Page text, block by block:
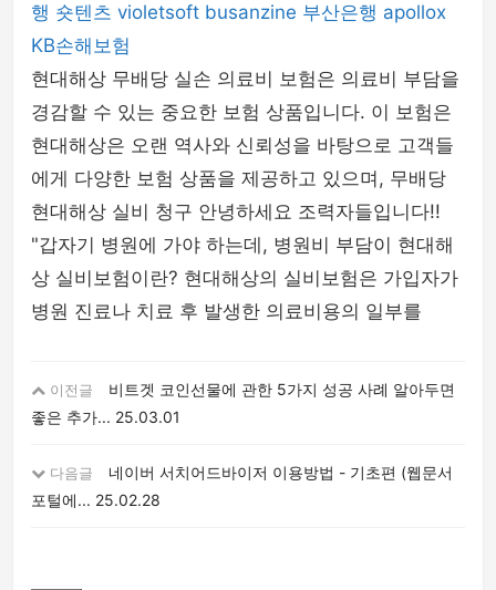
행 숏텐츠 violetsoft busanzine 부산은행 apollox
KB손해보험
현대해상 무배당 실손 의료비 보험은 의료비 부담을
경감할 수 있는 중요한 보험 상품입니다. 이 보험은
현대해상은 오랜 역사와 신뢰성을 바탕으로 고객들
에게 다양한 보험 상품을 제공하고 있으며, 무배당
현대해상 실비 청구 안녕하세요 조력자들입니다!!
"갑자기 병원에 가야 하는데, 병원비 부담이 현대해
상 실비보험이란? 현대해상의 실비보험은 가입자가
병원 진료나 치료 후 발생한 의료비용의 일부를
이전글
비트겟 코인선물에 관한 5가지 성공 사례 알아두면
좋은 추가... 25.03.01
다음글
네이버 서치어드바이저 이용방법 - 기초편 (웹문서
포털에... 25.02.28